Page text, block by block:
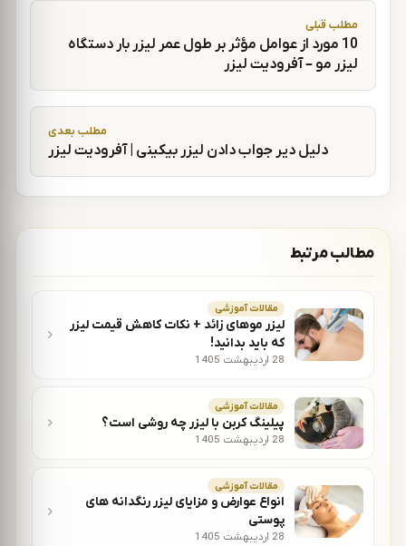
راهبری نوشته
مطلب قبلی
10 مورد از عوامل مؤثر بر طول عمر لیزر بار دستگاه
لیزر مو – آفرودیت لیزر
مطلب بعدی
دلیل دیر جواب دادن لیزر بیکینی | آفرودیت لیزر
مطالب مرتبط
مقالات آموزشی
لیزر موهای زائد + نکات کاهش قیمت لیزر
که باید بدانید!
28 اردیبهشت 1405
مقالات آموزشی
پیلینگ کربن با لیزر چه روشی است؟
28 اردیبهشت 1405
مقالات آموزشی
انواع عوارض و مزایای لیزر رنگدانه های
پوستی
28 اردیبهشت 1405